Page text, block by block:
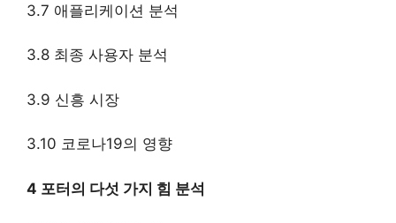
3.7 애플리케이션 분석
3.8 최종 사용자 분석
3.9 신흥 시장
3.10 코로나19의 영향
4 포터의 다섯 가지 힘 분석